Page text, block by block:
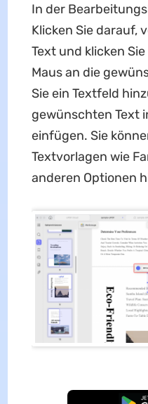
In der
Klicken Sie darauf,
Text und klicken
Maus an die
Sie ein Textfeld
gewünschten Text
einfügen. Sie
Textvorlagen wie
anderen Optionen